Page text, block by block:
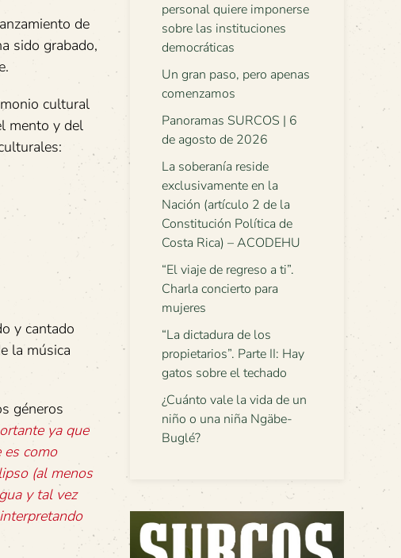
de
sido grabado,
cultural
mento y del
y cantado
la música
géneros
ya que
es como
(al menos
y tal vez
interpretando
personal quiere imponerse
sobre las instituciones
democráticas
Un gran paso, pero apenas
comenzamos
Panoramas SURCOS | 6
de agosto de 2026
La soberanía reside
exclusivamente en la
Nación (artículo 2 de la
Constitución Política de
Costa Rica) – ACODEHU
“El viaje de regreso a ti”.
Charla concierto para
mujeres
“La dictadura de los
propietarios”. Parte II: Hay
gatos sobre el techado
¿Cuánto vale la vida de un
niño o una niña Ngäbe-
Buglé?